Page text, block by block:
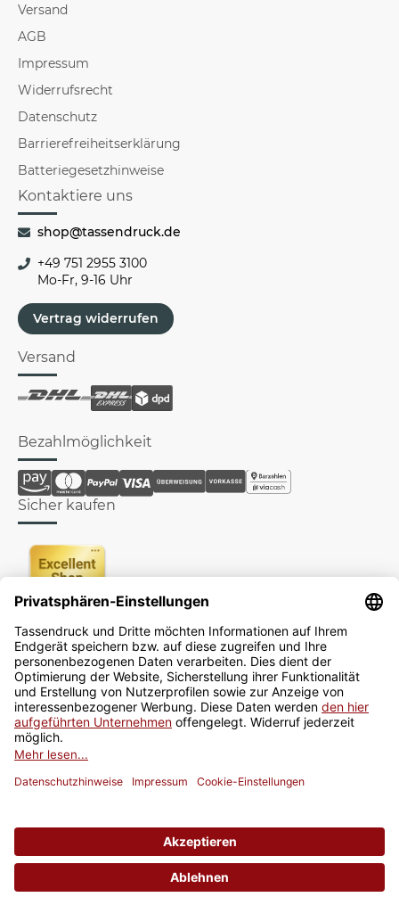
Versand
AGB
Impressum
Widerrufsrecht
Datenschutz
Barrierefreiheitserklärung
Batteriegesetzhinweise
Kontaktiere uns
shop@tassendruck.de
+49 751 2955 3100
Mo-Fr, 9-16 Uhr
Vertrag widerrufen
Versand
Bezahlmöglichkeit
Sicher kaufen
Newsletter